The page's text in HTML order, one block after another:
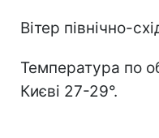
Вітер північно-
Температура по
Києві 27-29°.